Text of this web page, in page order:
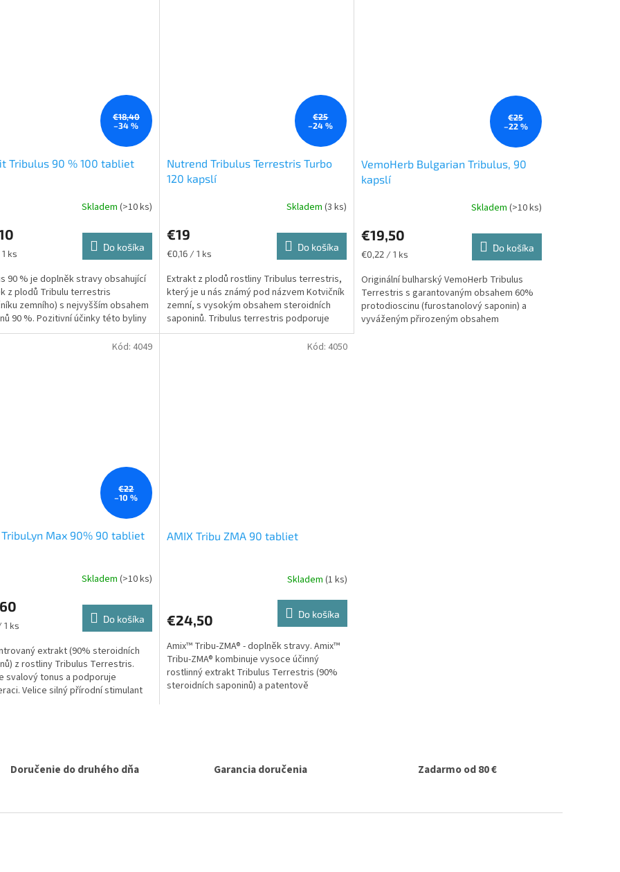
€18,40
–34 %
Tribulus 90 % 100 tabliet
Skladem (>10 ks)
ks
Do košíka
90 % je doplněk stravy obsahující
z plodů Tribulu terrestris
zemního) s nejvyšším obsahem
90 %. Pozitivní účinky této byliny
již...
€25
–24 %
Nutrend Tribulus Terrestris Turbo
120 kapslí
Skladem (3 ks)
€19
Jednotková
€0,16 / 1 ks
Do košíka
Extrakt z plodů rostliny Tribulus terrestris,
který je u nás známý pod názvem Kotvičník
zemní, s vysokým obsahem steroidních
saponinů. Tribulus terrestris podporuje
normální...
€25
–22 %
VemoHerb Bulgarian Tribulus, 90
kapslí
produktu
je
5,0
z
5
hviezdičiek.
Skladem (>10 ks)
€19,50
Jednotková
€0,22 / 1 ks
Do košíka
Originální bulharský VemoHerb Tribulus
Terrestris s garantovaným obsahem 60%
protodioscinu (furostanolový saponin) a
vyváženým přirozeným obsahem
€22
–10 %
TribuLyn Max 90% 90 tabliet
Skladem (>10 ks)
1 ks
Do košíka
extrakt (90% steroidních
z rostliny Tribulus Terrestris.
svalový tonus a podporuje
Velice silný přírodní stimulant
Kód: 4049
AMIX Tribu ZMA 90 tabliet
Skladem (1 ks)
€24,50 Do košíka
Amix™ Tribu-ZMA® - doplněk stravy. Amix™
Tribu-ZMA® kombinuje vysoce účinný
rostlinný extrakt Tribulus Terrestris (90%
steroidních saponinů) a patentově
Kód: 4050
á
d
i
Doručenie do druhého dňa Garancia doručenia Zadarmo od 80 €